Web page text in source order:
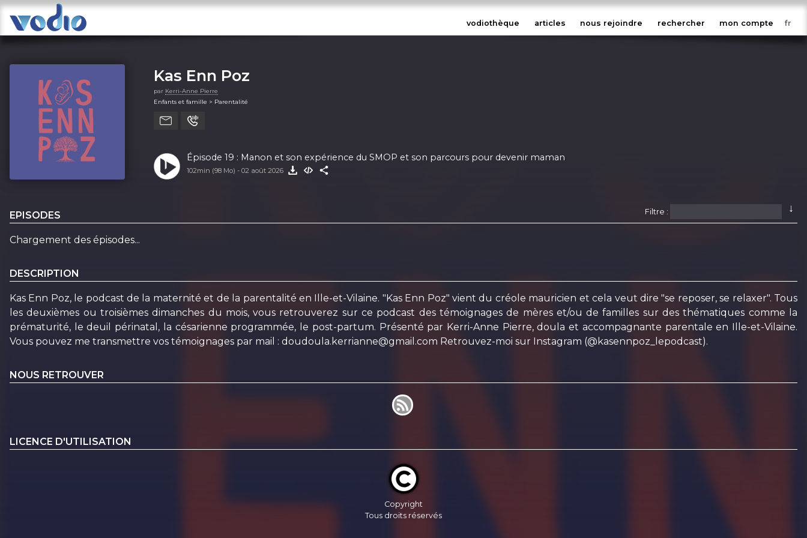
vodiothèque articles nous rejoindre rechercher mon compte
Kas Enn Poz
par Kerri-Anne Pierre
Enfants et famille > Parentalité
Épisode 19 : Manon et son expérience du SMOP et son parcours pour devenir maman
102min (98 Mo) - 02 août 2026
EPISODES
↓
Filtre :
Chargement des épisodes...
DESCRIPTION
Kas Enn Poz, le podcast de la maternité et de la parentalité en Ille-et-Vilaine. "Kas Enn Poz" vient du créole mauricien et cela veut dire "se reposer, se relaxer". Tous
les deuxièmes ou troisièmes dimanches du mois, vous retrouverez sur ce podcast des témoignages de mères et/ou de familles sur des thématiques comme la
prématurité, le deuil périnatal, la césarienne programmée, le post-partum. Présenté par Kerri-Anne Pierre, doula et accompagnante parentale en Ille-et-Vilaine.
Vous pouvez me transmettre vos témoignages par mail : doudoula.kerrianne@gmail.com Retrouvez-moi sur Instagram (@kasennpoz_lepodcast).
NOUS RETROUVER
LICENCE D'UTILISATION
Copyright
Tous droits réservés